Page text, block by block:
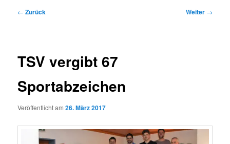
Beitragsnavigation
← Zurück Weiter →
TSV vergibt 67
Sportabzeichen
Veröffentlicht am26. März 2017